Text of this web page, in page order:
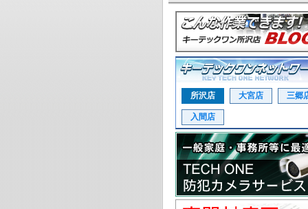
所沢店 大宮店 三郷
入間店